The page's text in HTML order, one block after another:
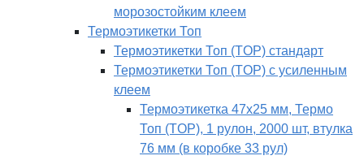
морозостойким клеем
Термоэтикетки Топ
Термоэтикетки Топ (TOP) стандарт
Термоэтикетки Топ (TOP) с усиленным
клеем
Термоэтикетка 47х25 мм, Термо
Топ (TOP), 1 рулон, 2000 шт, втулка
76 мм (в коробке 33 рул)